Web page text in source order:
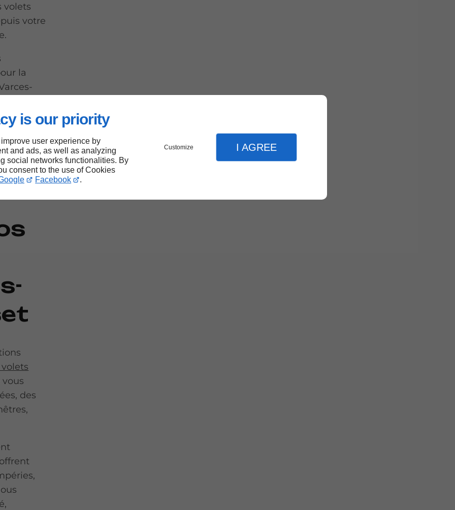
is our priority
user experience by
and ads, as well as analyzing
social networks functionalities. By
consent to the use of Cookies
Facebook .
Customize I AGREE
volets
votre
la
travail
vous
des